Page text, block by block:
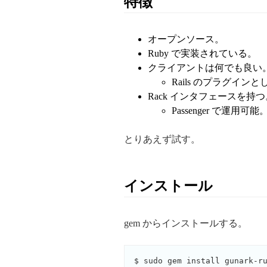
オープンソース。
Ruby で実装されている。
クライアントは何でも良い。
Rails のプラグインと
Rack インタフェースを持つ
Passenger で運用可能。
とりあえず試す。
インストール
gem からインストールする。
$ sudo gem install